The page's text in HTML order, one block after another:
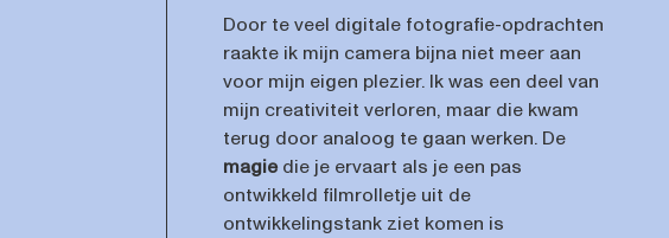
Door te veel digitale fotografie-opdrachten
raakte ik mijn camera bijna niet meer aan
voor mijn eigen plezier. Ik was een deel van
mijn creativiteit verloren, maar die kwam
terug door analoog te gaan werken. De
magiedie je ervaart als je een pas
ontwikkeld filmrolletje uit de
ontwikkelingstank ziet komen is